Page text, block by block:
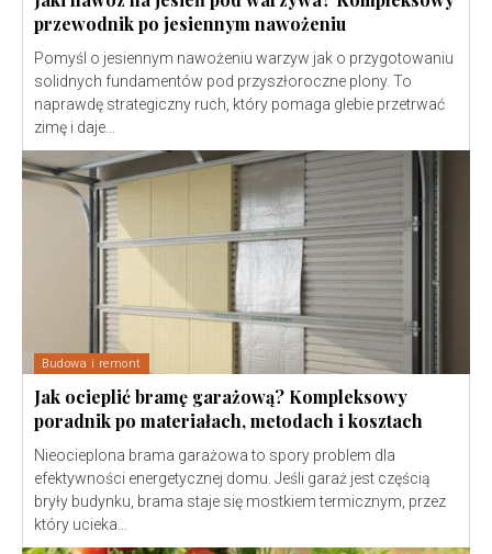
przewodnik po jesiennym nawożeniu
Pomyśl o jesiennym nawożeniu warzyw jak o przygotowaniu
solidnych fundamentów pod przyszłoroczne plony. To
naprawdę strategiczny ruch, który pomaga glebie przetrwać
zimę i daje...
Budowa i remont
Jak ocieplić bramę garażową? Kompleksowy
poradnik po materiałach, metodach i kosztach
Nieocieplona brama garażowa to spory problem dla
efektywności energetycznej domu. Jeśli garaż jest częścią
bryły budynku, brama staje się mostkiem termicznym, przez
który ucieka...